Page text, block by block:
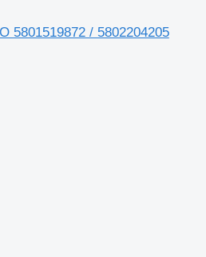
5801519872 / 5802204205